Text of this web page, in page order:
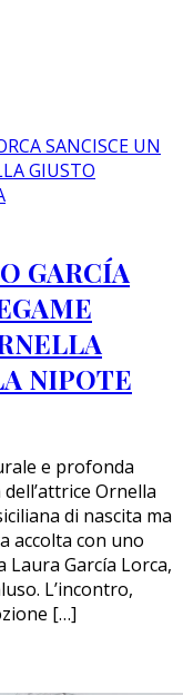
GARCÍA
NIPOTE
e profonda
Ornella
di nascita ma
accolta con uno
García Lorca,
L’incontro,
[…]